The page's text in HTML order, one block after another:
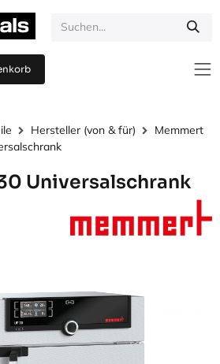
Hersteller (von & für)
Memmert
Universalschrank